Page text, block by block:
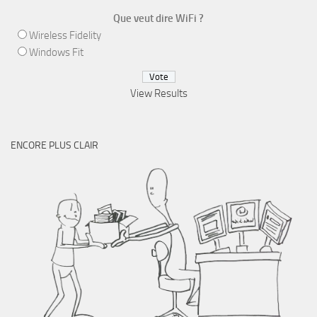
Que veut dire WiFi ?
Wireless Fidelity
Windows Fit
View Results
ENCORE PLUS CLAIR